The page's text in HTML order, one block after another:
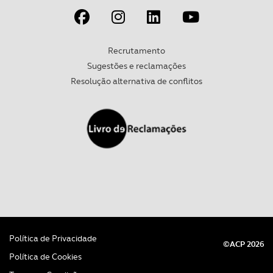
parceiros e organizações na UE e em países terceiros.
dados pessoais serão realizadas apenas com o seu
consentimento e quando tal se afigure estritamente
necessário no contexto dos serviços a prestar.
Realçamos que o bloqueio de certo tipo de Cookies e
tecnologias similares pode ter impacto na sua
experiência de navegação no Website e nos serviços
Recrutamento
Sugestões e reclamações
Resolução alternativa de conflitos
Política de Privacidade
Política de Cookies
©ACP 2026